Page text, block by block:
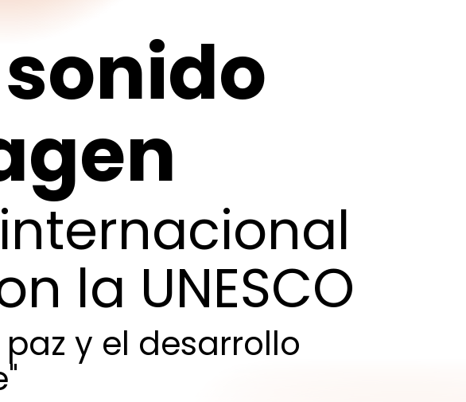
sonido
internacional
la UNESCO
paz y el desarrollo